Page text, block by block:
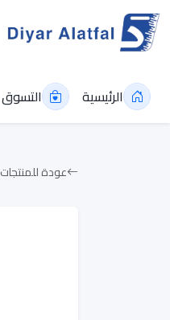
الرئيسية التسوق
عودة للمنتجات